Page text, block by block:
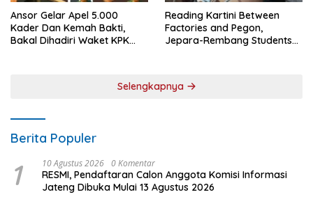
Ansor Gelar Apel 5.000
Kader Dan Kemah Bakti,
Bakal Dihadiri Waket KPK
Reading Kartini Between
Factories and Pegon,
Jepara-Rembang Students
Selengkapnya
Berita Populer
1 10 Agustus 2026 0 Komentar
RESMI, Pendaftaran Calon Anggota Komisi Informasi
Jateng Dibuka Mulai 13 Agustus 2026